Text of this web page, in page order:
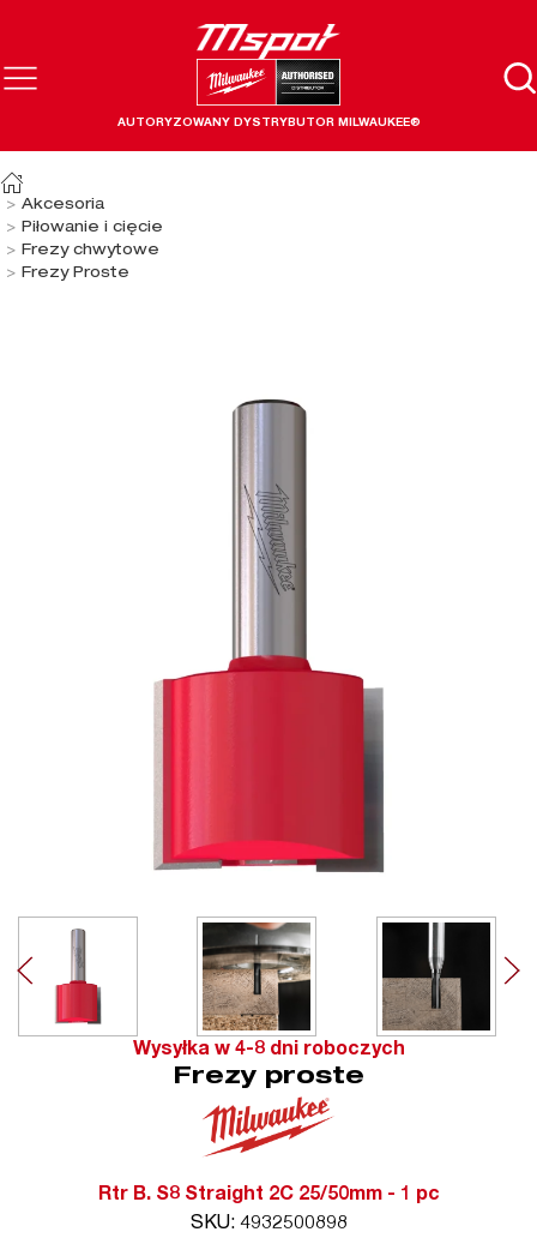
AUTORYZOWANY DYSTRYBUTOR MILWAUKEE®
Akcesoria
Piłowanie i cięcie
Frezy chwytowe
Frezy Proste
Wysyłka w 4-8 dni roboczych
Frezy proste
Rtr B. S8 Straight 2C 25/50mm - 1 pc
SKU: 4932500898